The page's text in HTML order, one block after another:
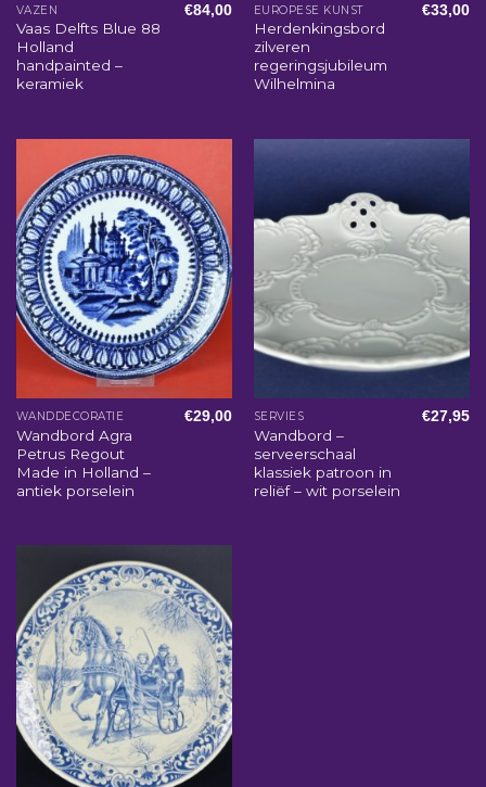
VAZEN
Vaas Delfts Blue 88
Holland
handpainted –
keramiek
€84,00 EUROPESE KUNST
Herdenkingsbord
zilveren
regeringsjubileum
Wilhelmina
€33,00
WANDDECORATIE
Wandbord Agra
Petrus Regout
Made in Holland –
antiek porselein
€29,00 SERVIES
Wandbord –
serveerschaal
klassiek patroon in
reliëf – wit porselein
€27,95